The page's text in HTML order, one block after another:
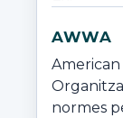
AWWA
American
normes